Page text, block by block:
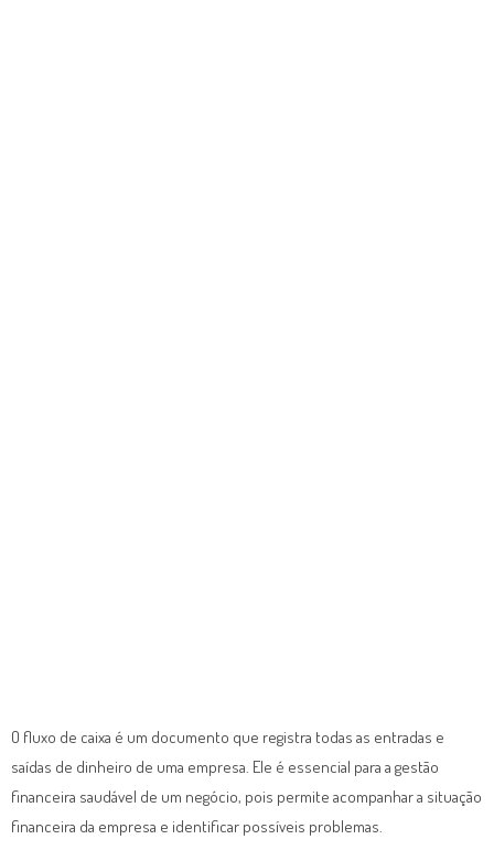
O fluxo de caixa é um documento que registra todas as entradas e
saídas de dinheiro de uma empresa. Ele é essencial para a gestão
financeira saudável de um negócio, pois permite acompanhar a situação
financeira da empresa e identificar possíveis problemas.